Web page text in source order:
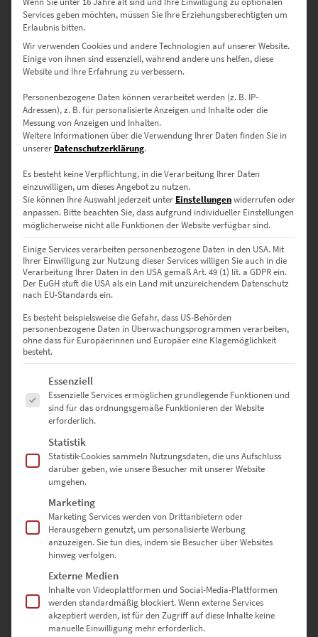
EZ00950 Mercedes 280 SE at Europa Park
€24,90
Enthält 19% Mwst.
zzgl.
Lieferzeit: ca. 10 Werktage
Dieses Produkt weist mehrere Varianten auf. Die Optionen können auf der Produktseite gewählt werden
€24,90–€999,00
Services geben möchten, müssen Sie Ihre Erziehungsberechtigten um
Erlaubnis bitten.
Wir verwenden Cookies und andere Technologien auf unserer Website.
Einige von ihnen sind essenziell, während andere uns helfen, diese
Website und Ihre Erfahrung zu verbessern.
Personenbezogene Daten können verarbeitet werden (z. B. IP-
Adressen), z. B. für personalisierte Anzeigen und Inhalte oder die
Messung von Anzeigen und Inhalten.
Weitere Informationen über die Verwendung Ihrer Daten finden Sie in
unserer Datenschutzerklärung.
Es besteht keine Verpflichtung, in die Verarbeitung Ihrer Daten
einzuwilligen, um dieses Angebot zu nutzen.
Sie können Ihre Auswahl jederzeit unter Einstellungenwiderrufen oder
anpassen. Bitte beachten Sie, dass aufgrund individueller Einstellungen
möglicherweise nicht alle Funktionen der Website verfügbar sind.
Einige Services verarbeiten personenbezogene Daten in den USA. Mit
Ihrer Einwilligung zur Nutzung dieser Services willigen Sie auch in die
Verarbeitung Ihrer Daten in den USA gemäß Art. 49 (1) lit. a GDPR ein.
Der EuGH stuft die USA als ein Land mit unzureichendem Datenschutz
nach EU-Standards ein.
Es besteht beispielsweise die Gefahr, dass US-Behörden
personenbezogene Daten in Überwachungsprogrammen verarbeiten,
ohne dass für Europäerinnen und Europäer eine Klagemöglichkeit
besteht.
Es folgt eine Liste der Service-Gruppen, für die eine Einwilligung
Essenziell
Essenzielle Services ermöglichen grundlegende Funktionen und
sind für das ordnungsgemäße Funktionieren der Website
erforderlich.
Statistik
Statistik-Cookies sammeln Nutzungsdaten, die uns Aufschluss
darüber geben, wie unsere Besucher mit unserer Website
umgehen.
Marketing
Marketing Services werden von Drittanbietern oder
Herausgebern genutzt, um personalisierte Werbung
anzuzeigen. Sie tun dies, indem sie Besucher über Websites
hinweg verfolgen.
Externe Medien
Inhalte von Videoplattformen und Social-Media-Plattformen
werden standardmäßig blockiert. Wenn externe Services
akzeptiert werden, ist für den Zugriff auf diese Inhalte keine
manuelle Einwilligung mehr erforderlich.